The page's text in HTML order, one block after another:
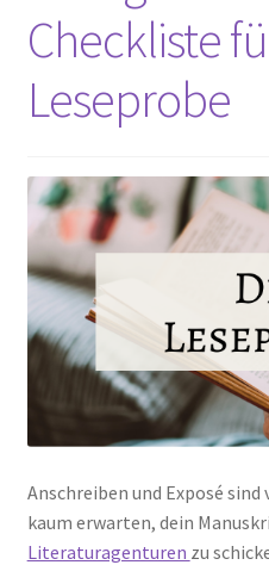
Checkliste
Leseprobe
Anschreiben und Exposé
kaum erwarten, dein
Literaturagenturen zu